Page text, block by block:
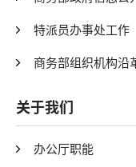
特派员办事处工作
商务部组织机构沿
关于我们
办公厅职能